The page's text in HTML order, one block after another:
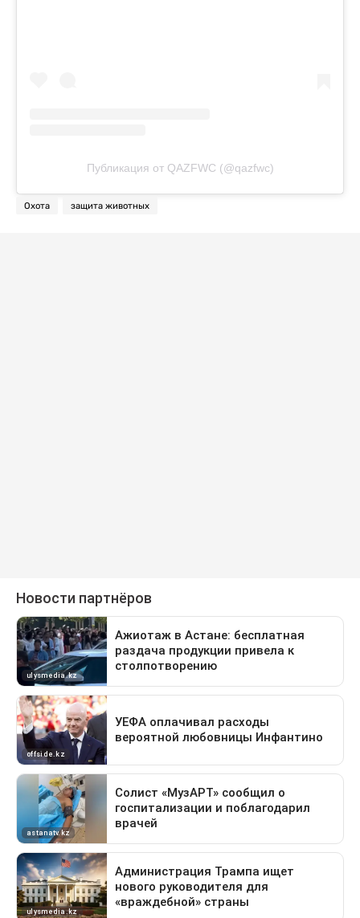
Публикация от QAZFWC (@qazfwc)
Охота защита животных